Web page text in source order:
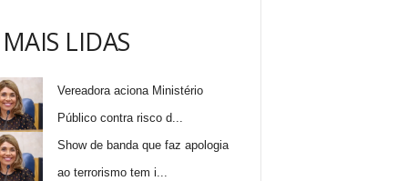
LIDAS
Vereadora aciona Ministério
Público contra risco d...
Show de banda que faz apologia
ao terrorismo tem i...